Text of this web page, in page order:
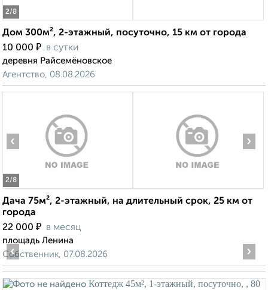
2/8
Дом 300м², 2-этажный, посуточно, 15 км от города
10 000 ₽ в сутки
деревня Райсемёновское
Агентство, 08.08.2026
2/8
‹ ›
Дача 75м², 2-этажный, на длительный срок, 25 км от
города
22 000 ₽ в месяц
площадь Ленина
Собственник, 07.08.2026
‹ ›